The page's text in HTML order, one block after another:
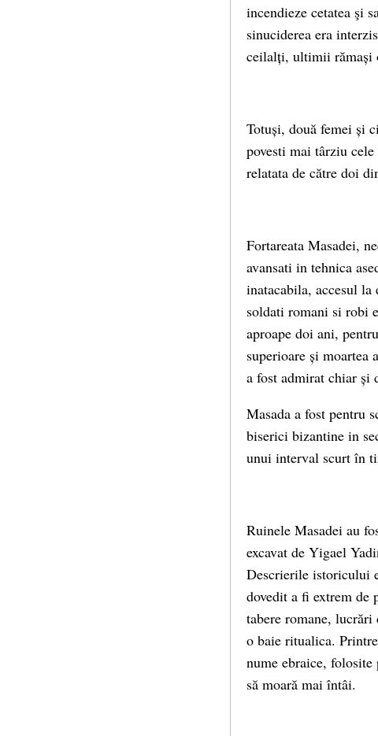
incendieze cetatea şi
sinuciderea era
ceilalți, ultimii rămași
Totuși, două femei și
povesti mai târziu
relatata de către doi
Fortareata Masadei,
avansati in tehnica
inatacabila, accesul
soldati romani si robi
aproape doi ani,
superioare și
a fost admirat chiar și
Masada a fost pentru
biserici bizantine in
unui interval scurt în
Ruinele Masadei au
excavat de Yigael
Descrierile istoricului
dovedit a fi extrem de
tabere romane, lucrări
o baie ritualica.
nume ebraice,
să moară mai întâi.